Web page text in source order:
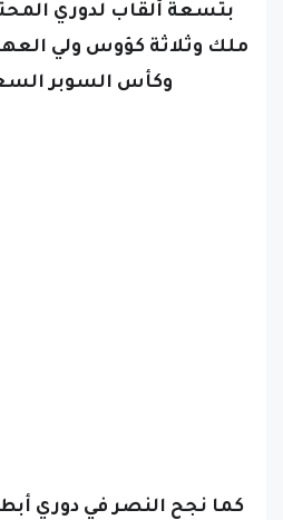
بتسعة ألقاب لدوري
ملك وثلاثة كؤوس ولي
وكأس السوبر
كما نجح النصر في دوري